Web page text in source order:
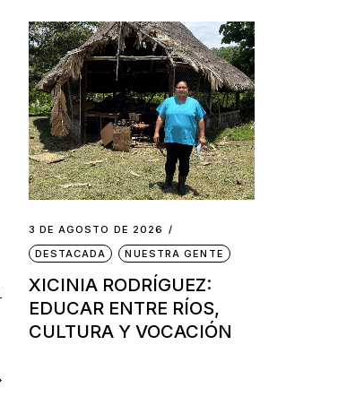
3 DE AGOSTO DE 2026
DESTACADA
NUESTRA GENTE
XICINIA RODRÍGUEZ:
EDUCAR ENTRE RÍOS,
CULTURA Y VOCACIÓN